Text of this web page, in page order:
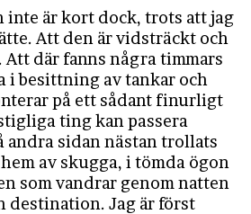
inte är kort dock, trots att jag
Att den är vidsträckt och
där fanns några timmars
i besittning av tankar och
på ett sådant finurligt
ting kan passera
andra sidan nästan trollats
av skugga, i tömda ögon
som vandrar genom natten
destination. Jag är först